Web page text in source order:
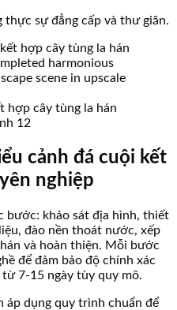
thực sự đẳng cấp và thư giãn.
hợp cây tùng la hán
12
cảnh đá cuội kết
nghiệp
bước: khảo sát địa hình, thiết
đào nền thoát nước, xếp
và hoàn thiện. Mỗi bước
để đảm bảo độ chính xác
7-15 ngày tùy quy mô.
áp dụng quy trình chuẩn để